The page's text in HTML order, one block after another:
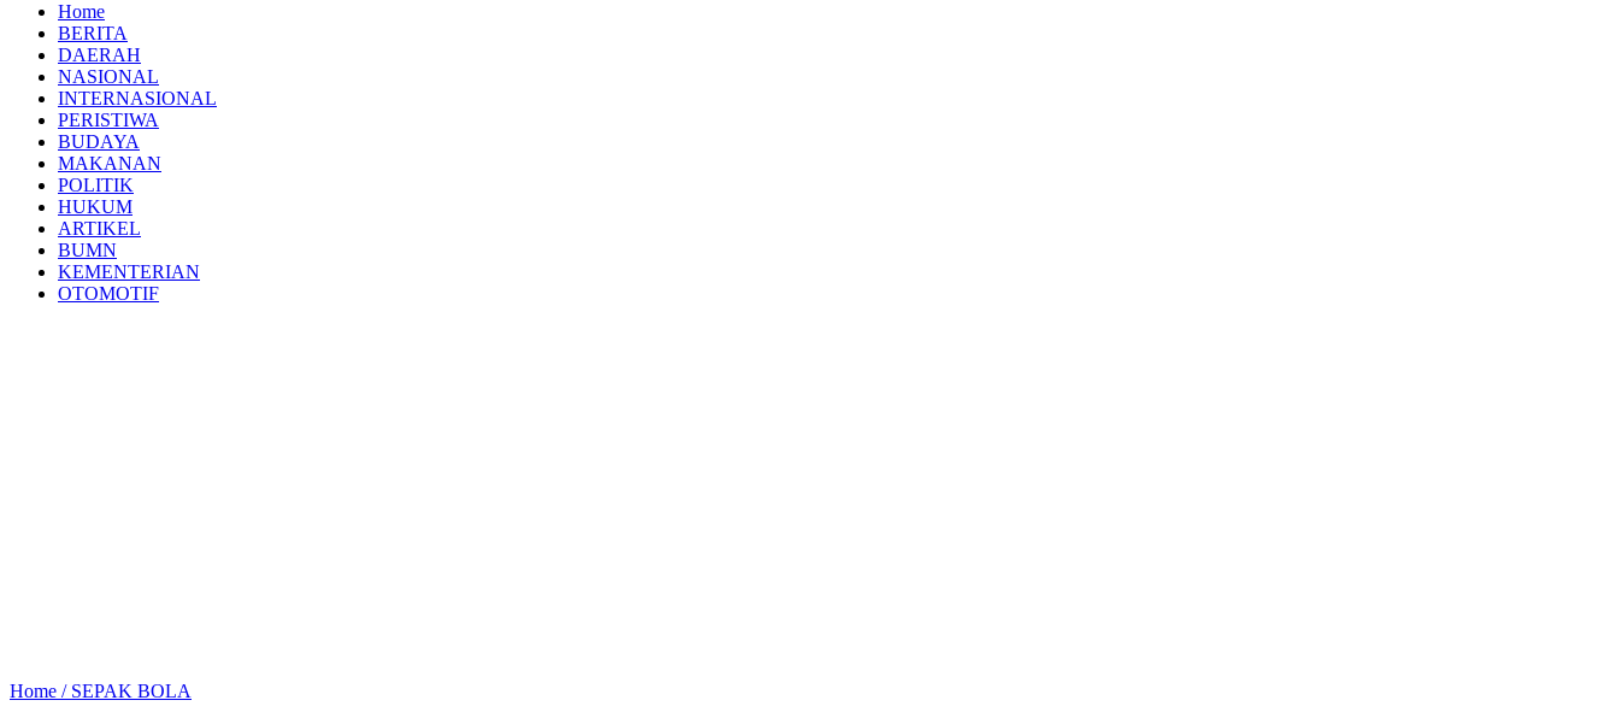
Home
BERITA
DAERAH
NASIONAL
INTERNASIONAL
PERISTIWA
BUDAYA
MAKANAN
POLITIK
HUKUM
ARTIKEL
BUMN
KEMENTERIAN
OTOMOTIF
Home / SEPAK BOLA